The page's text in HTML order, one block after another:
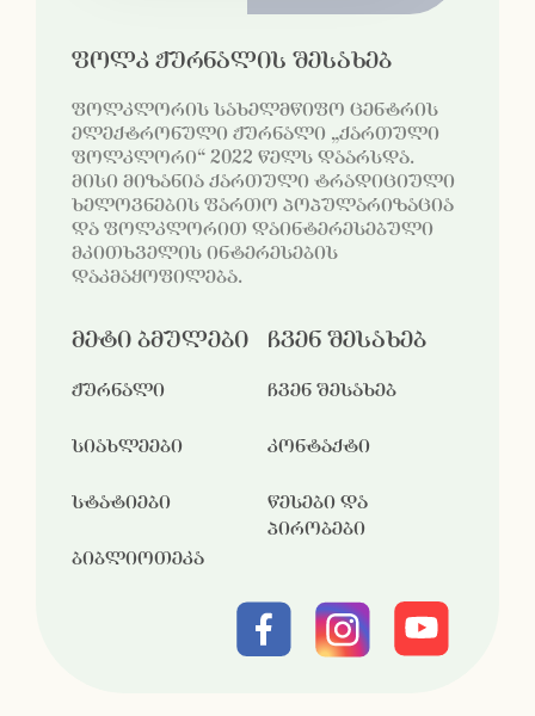
ფოლკ ჟურნალის შესახებ
ფოლკლორის სახელმწიფო ცენტრის
ელექტრონული ჟურნალი „ქართული
ფოლკლორი“ 2022 წელს დაარსდა.
მისი მიზანია ქართული ტრადიციული
ხელოვნების ფართო პოპულარიზაცია
და ფოლკლორით დაინტერესებული
მკითხველის ინტერესების
დაკმაყოფილება.
მეტი ბმულები
ჟურნალი
სიახლეები
სტატიები
ბიბლიოთეკა
ჩვენ შესახებ
ჩვენ შესახებ
კონტაქტი
წესები და
პირობები